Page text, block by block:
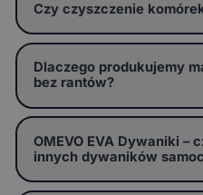
Czy czyszczenie
Dlaczego produkujemy
bez rantów?
OMEVO EVA Dywaniki –
innych dywaników